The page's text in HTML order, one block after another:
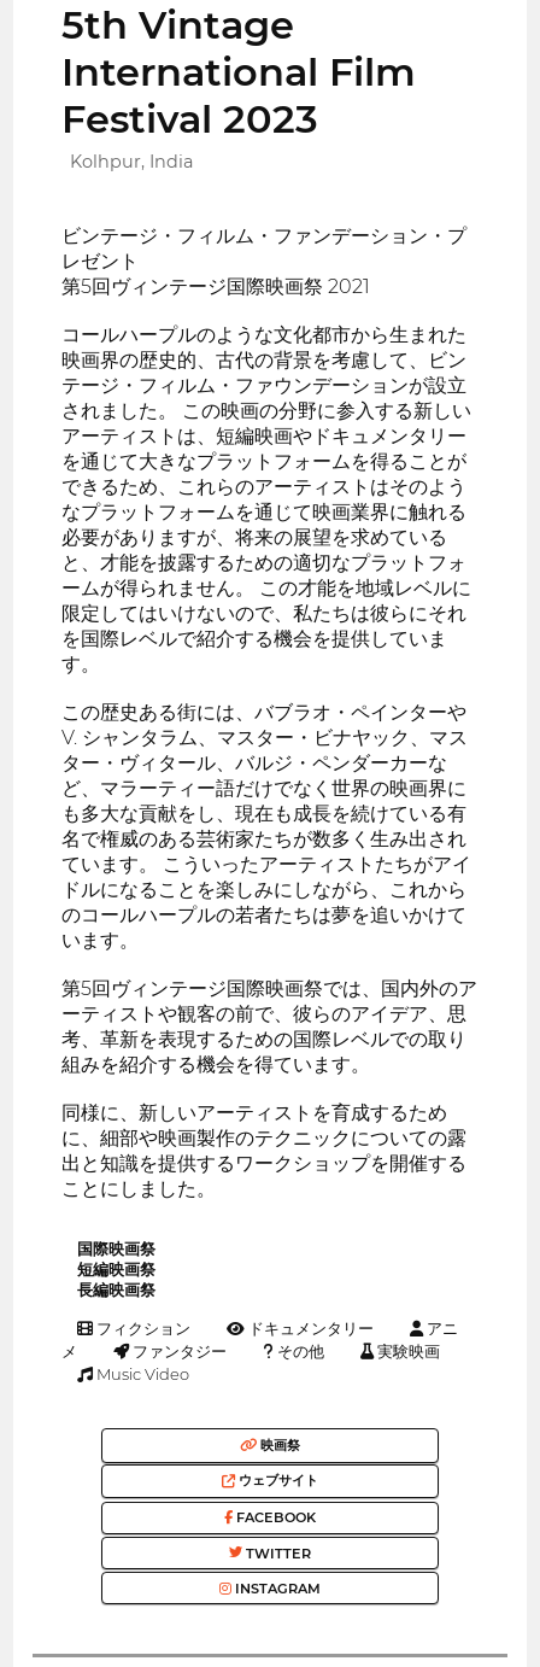
5th Vintage
International Film
Festival 2023
Kolhpur, India
ビンテージ・フィルム・ファンデーション・プ
レゼント
第5回ヴィンテージ国際映画祭 2021
コールハープルのような文化都市から生まれた
映画界の歴史的、古代の背景を考慮して、ビン
テージ・フィルム・ファウンデーションが設立
されました。 この映画の分野に参入する新しい
アーティストは、短編映画やドキュメンタリー
を通じて大きなプラットフォームを得ることが
できるため、これらのアーティストはそのよう
なプラットフォームを通じて映画業界に触れる
必要がありますが、将来の展望を求めている
と、才能を披露するための適切なプラットフォ
ームが得られません。 この才能を地域レベルに
限定してはいけないので、私たちは彼らにそれ
を国際レベルで紹介する機会を提供していま
す。
この歴史ある街には、バブラオ・ペインターや
V. シャンタラム、マスター・ビナヤック、マス
ター・ヴィタール、バルジ・ペンダーカーな
ど、マラーティー語だけでなく世界の映画界に
も多大な貢献をし、現在も成長を続けている有
名で権威のある芸術家たちが数多く生み出され
ています。 こういったアーティストたちがアイ
ドルになることを楽しみにしながら、これから
のコールハープルの若者たちは夢を追いかけて
います。
第5回ヴィンテージ国際映画祭では、国内外のア
ーティストや観客の前で、彼らのアイデア、思
考、革新を表現するための国際レベルでの取り
組みを紹介する機会を得ています。
同様に、新しいアーティストを育成するため
に、細部や映画製作のテクニックについての露
出と知識を提供するワークショップを開催する
ことにしました。
国際映画祭
短編映画祭
長編映画祭
フィクション ドキュメンタリー
アニ
メ
ファンタジー その他
実験映画
Music Video
映画祭
ウェブサイト
FACEBOOK
TWITTER
INSTAGRAM